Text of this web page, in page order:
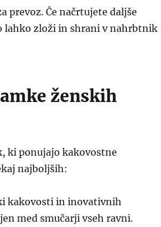
prevoz. Če načrtujete daljše
lahko zloži in shrani v nahrbtnik
ženskih
ki ponujajo kakovostne
najboljših:
kakovosti in inovativnih
med smučarji vseh ravni.